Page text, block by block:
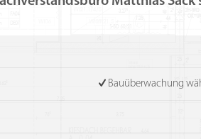
Bauüberwachung